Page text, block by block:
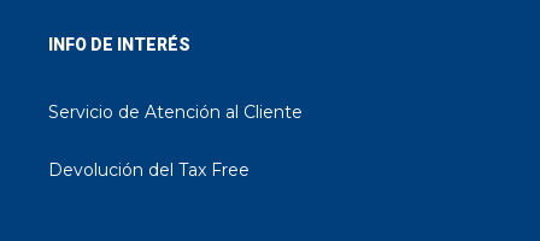
INFO DE INTERÉS
Servicio de Atención al Cliente
Devolución del Tax Free